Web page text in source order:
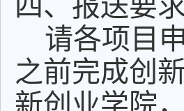
请各项目
之前完成创